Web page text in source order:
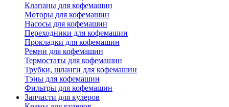
Клапаны для кофемашин
Моторы для кофемашин
Насосы для кофемашин
Переходники для кофемашин
Прокладки для кофемашин
Ремни для кофемашин
Термостаты для кофемашин
Трубки, шланги для кофемашин
Тэны для кофемашин
Фильтры для кофемашин
Запчасти для кулеров